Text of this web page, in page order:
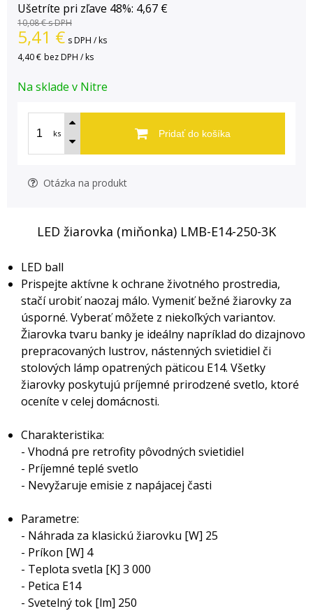
Ušetríte pri zľave 48%: 4,67 €
10,08 €s DPH
5,41 € s DPH / ks
4,40 € bez DPH / ks
Na sklade v Nitre
ks Pridať do košíka
Otázka na produkt
LED žiarovka (miňonka) LMB-E14-250-3K
LED ball
Prispejte aktívne k ochrane životného prostredia,
stačí urobiť naozaj málo. Vymeniť bežné žiarovky za
úsporné. Vyberať môžete z niekoľkých variantov.
Žiarovka tvaru banky je ideálny napríklad do dizajnovo
prepracovaných lustrov, nástenných svietidiel či
stolových lámp opatrených päticou E14. Všetky
žiarovky poskytujú príjemné prirodzené svetlo, ktoré
oceníte v celej domácnosti.
Charakteristika:
- Vhodná pre retrofity pôvodných svietidiel
- Príjemné teplé svetlo
- Nevyžaruje emisie z napájacej časti
Parametre:
- Náhrada za klasickú žiarovku [W] 25
- Príkon [W] 4
- Teplota svetla [K] 3 000
- Petica E14
- Svetelný tok [lm] 250